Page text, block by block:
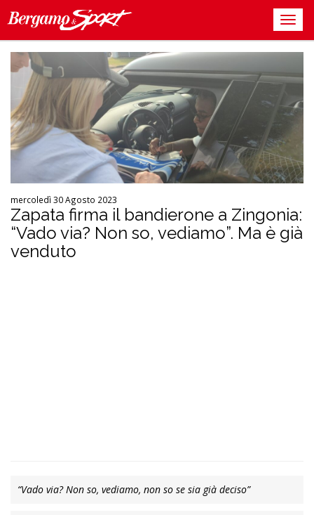
mercoledì 30 Agosto 2023
Zapata firma il bandierone a Zingonia:
“Vado via? Non so, vediamo”. Ma è già
venduto
“Vado via? Non so, vediamo, non so se sia già deciso”